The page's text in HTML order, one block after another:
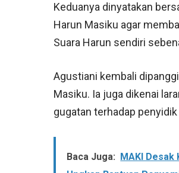
Keduanya dinyatakan
Harun Masiku agar
Suara Harun sendiri
Agustiani kembali
Masiku. Ia juga dikenai
gugatan terhadap penyidik
Baca Juga:
MAKI Desak